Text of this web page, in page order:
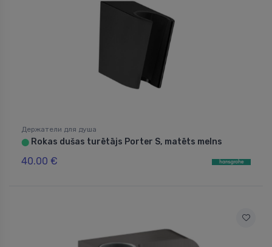
Держатели для душа
⬤ Rokas dušas turētājs Porter S, matēts melns
40.00 €